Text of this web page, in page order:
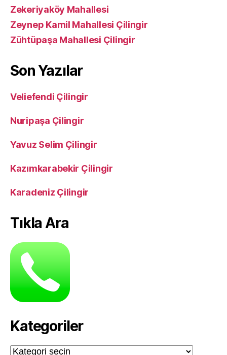
Zekeriyaköy Mahallesi
Zeynep Kamil Mahallesi Çilingir
Zühtüpaşa Mahallesi Çilingir
Son Yazılar
Veliefendi Çilingir
Nuripaşa Çilingir
Yavuz Selim Çilingir
Kazımkarabekir Çilingir
Karadeniz Çilingir
Tıkla Ara
Kategoriler
Kategoriler